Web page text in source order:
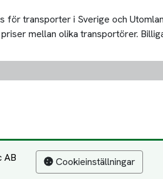
för transporter i Sverige och
mellan olika transportörer.
AB Cookieinställningar